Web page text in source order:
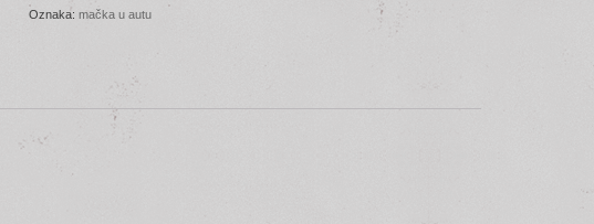
Oznaka:mačka u autu